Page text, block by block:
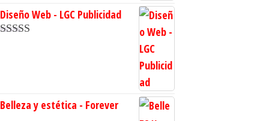
Diseño Web - LGC Publicidad
Belleza y estética - Forever